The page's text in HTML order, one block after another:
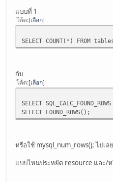
แบบที่ 1
โค้ด เลือก
SELECT COUNT(*) FROM
กับ
โค้ด เลือก
SELECT
SELECT FOUND_ROWS();
หรือใช้ mysql_num_rows(); ไปเลย
แบบไหนประหยัด resource และ/